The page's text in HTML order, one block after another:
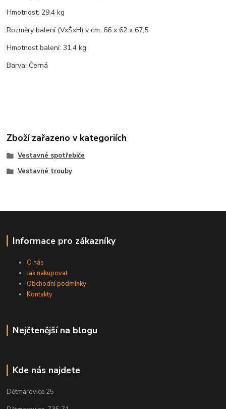
Hmotnost: 29,4 kg
Rozměry balení (VxŠxH) v cm: 66 x 62 x 67,5
Hmotnost balení: 31,4 kg
Barva: Černá
Zboží zařazeno v kategoriích
Vestavné spotřebiče
Vestavné trouby
Informace pro zákazníky
O nás
Jak nakupovat
Obchodní podmínky
Kontakty
Nejčtenější na blogu
Kde nás najdete
Dětmarovice 25